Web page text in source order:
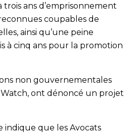
ans d’emprisonnement
coupables de
ainsi qu’une peine
à cinq ans pour la promotion
non gouvernementales
ont dénoncé un projet
indique que les Avocats